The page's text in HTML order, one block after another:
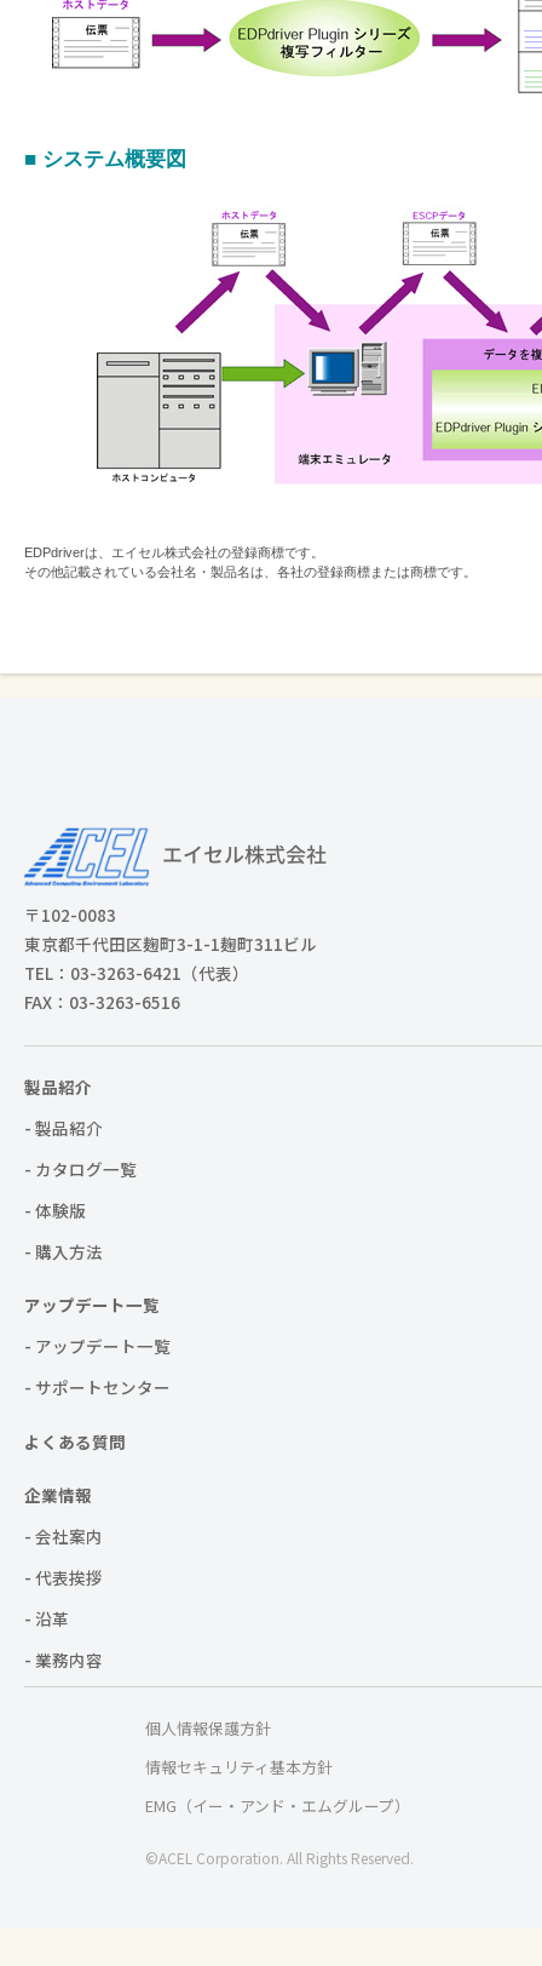
■ システム概要図
EDPdriverは、エイセル株式会社の登録商標です。
その他記載されている会社名・製品名は、各社の登録商標または商標です。
〒102-0083
東京都千代田区麹町3-1-1麹町311ビル
TEL：03-3263-6421（代表）
FAX：03-3263-6516
製品紹介
- 製品紹介
- カタログ一覧
- 体験版
- 購入方法
アップデート一覧
- アップデート一覧
- サポートセンター
よくある質問
企業情報
- 会社案内
- 代表挨拶
- 沿革
- 業務内容
個人情報保護方針
情報セキュリティ基本方針
EMG（イー・アンド・エムグループ）